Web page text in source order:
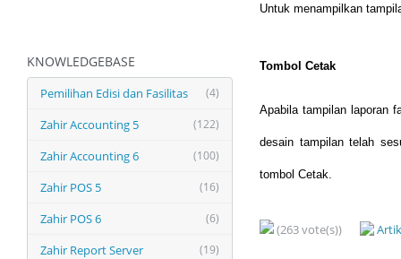
KNOWLEDGEBASE
(4)
Pemilihan Edisi dan Fasilitas
(122)
Zahir Accounting 5
(100)
Zahir Accounting 6
(16)
Zahir POS 5
(6)
Zahir POS 6
(19)
Zahir Report Server
Untuk menampilkan
Tombol Cetak
Apabila tampilan laporan
desain tampilan telah
tombol Cetak.
(263 vote(s))